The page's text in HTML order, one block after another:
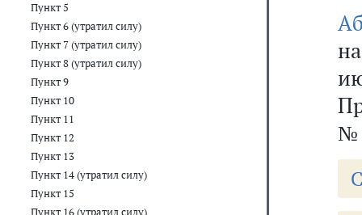
Пункт 5
Пункт 6 (утратил силу)
Пункт 7 (утратил силу)
Пункт 8 (утратил силу)
Пункт 9
Пункт 10
Пункт 11
Пункт 12
Пункт 13
Пункт 14 (утратил силу)
Пункт 15
Пункт 16 (утратил силу)
№